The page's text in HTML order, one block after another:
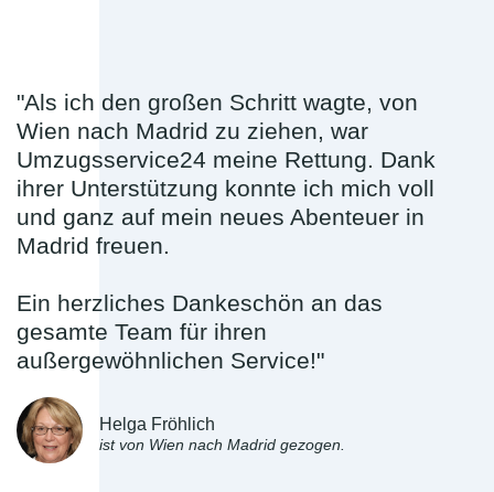
"Als ich den großen Schritt wagte, von
Wien nach Madrid zu ziehen, war
Umzugsservice24 meine Rettung. Dank
ihrer Unterstützung konnte ich mich voll
und ganz auf mein neues Abenteuer in
Madrid freuen.
Ein herzliches Dankeschön an das
gesamte Team für ihren
außergewöhnlichen Service!"
Helga Fröhlich
ist von Wien nach Madrid gezogen.